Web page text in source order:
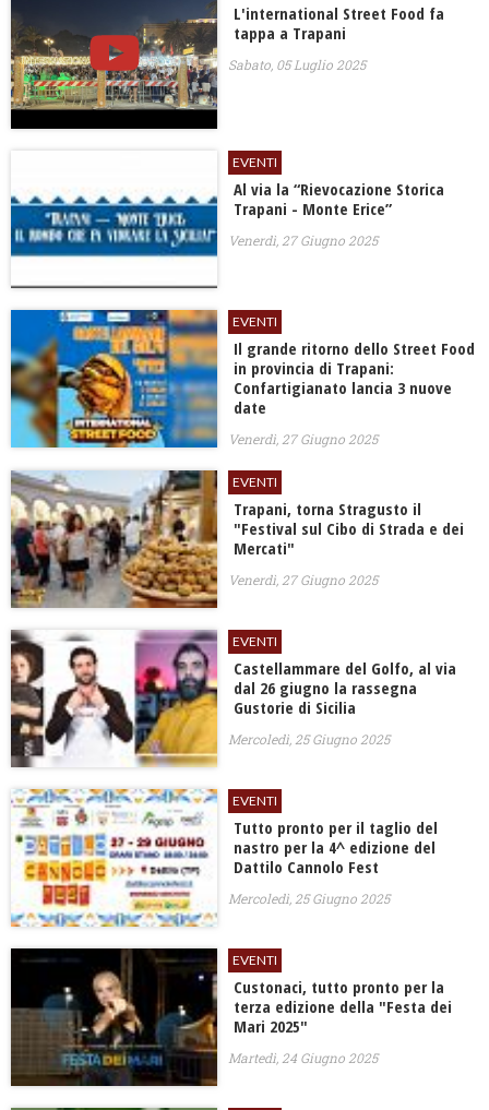
L'international Street Food fa
tappa a Trapani
Sabato, 05 Luglio 2025
EVENTI
Al via la “Rievocazione Storica
Trapani - Monte Erice”
Venerdì, 27 Giugno 2025
EVENTI
Il grande ritorno dello Street Food
in provincia di Trapani:
Confartigianato lancia 3 nuove
date
Venerdì, 27 Giugno 2025
EVENTI
Trapani, torna Stragusto il
"Festival sul Cibo di Strada e dei
Mercati"
Venerdì, 27 Giugno 2025
EVENTI
Castellammare del Golfo, al via
dal 26 giugno la rassegna
Gustorie di Sicilia
Mercoledì, 25 Giugno 2025
EVENTI
Tutto pronto per il taglio del
nastro per la 4^ edizione del
Dattilo Cannolo Fest
Mercoledì, 25 Giugno 2025
EVENTI
Custonaci, tutto pronto per la
terza edizione della "Festa dei
Mari 2025"
Martedì, 24 Giugno 2025